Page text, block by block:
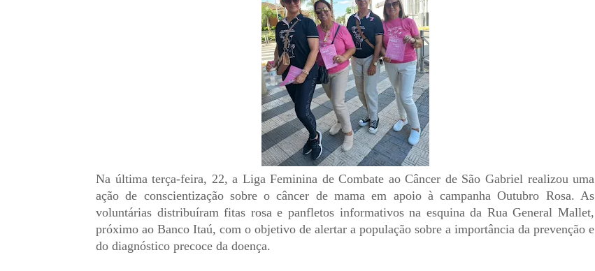
Na última terça-feira, 22, a Liga Feminina de Combate ao Câncer de São Gabriel realizou uma
ação de conscientização sobre o câncer de mama em apoio à campanha Outubro Rosa. As
voluntárias distribuíram fitas rosa e panfletos informativos na esquina da Rua General Mallet,
próximo ao Banco Itaú, com o objetivo de alertar a população sobre a importância da prevenção e
do diagnóstico precoce da doença.